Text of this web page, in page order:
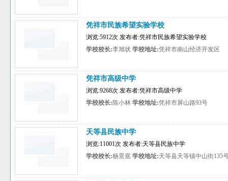
凭祥市民族希望实验学校
浏览:5912次 发布者:凭祥市民族希望实验学校
学校校长:李旭状 学校地址:凭祥市南山经济开发区
凭祥市高级中学
浏览:9268次 发布者:凭祥市高级中学
学校校长:陈小林 学校地址:凭祥市屏山路93号
天等县民族中学
浏览:11001次 发布者:天等县民族中学
学校校长:杨景底 学校地址:天等县天等镇中山街135